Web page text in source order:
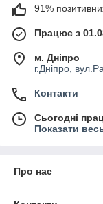
91%
Працює з
м. Дніпро
г.Дніпро,
Контакти
Сьогодні
Показати
Про нас